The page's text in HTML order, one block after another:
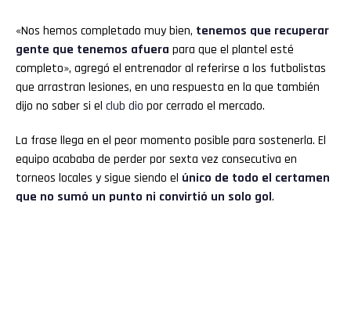
«Nos hemos completado muy bien, tenemos que recuperar
gente que tenemos afuera para que el plantel esté
completo», agregó el entrenador al referirse a los futbolistas
que arrastran lesiones, en una respuesta en la que también
dijo no saber si el club dio por cerrado el mercado.
La frase llega en el peor momento posible para sostenerla. El
equipo acababa de perder por sexta vez consecutiva en
torneos locales y sigue siendo el único de todo el certamen
que no sumó un punto ni convirtió un solo gol.